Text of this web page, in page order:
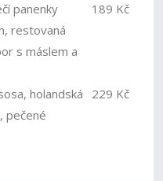
panenky
restovaná
s máslem a
189 Kč
holandská
pečené
229 Kč